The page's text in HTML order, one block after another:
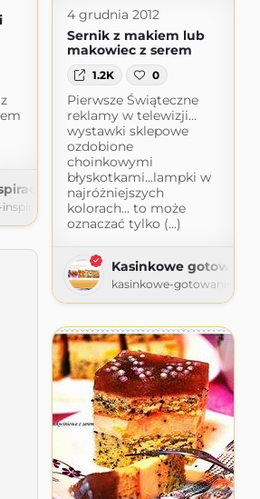
4 grudnia 2012
Sernik z makiem lub
makowiec z serem
1.2K 0
Pierwsze Świąteczne
reklamy w telewizji...
wystawki sklepowe
ozdobione
choinkowymi
błyskotkami...lampki w
najróżniejszych
kolorach... to może
oznaczać tylko (...)
Kasinkowe gotowanie
kasinkowe-